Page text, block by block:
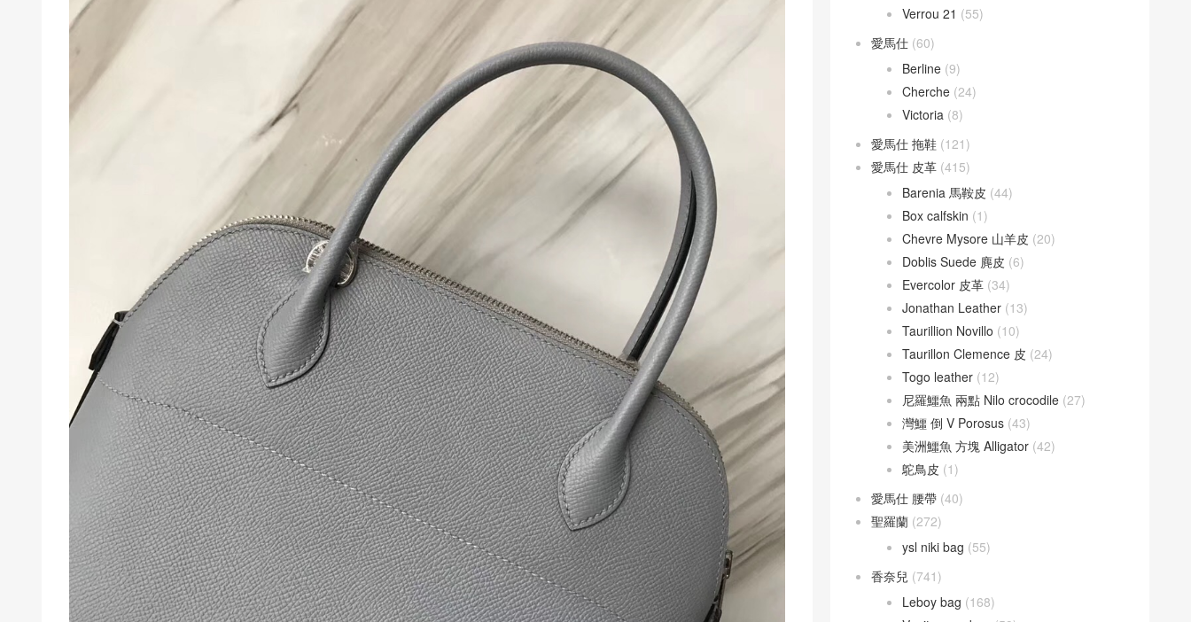
Verrou 21 (55)
愛馬仕 (60)
Berline (9)
Cherche (24)
Victoria (8)
愛馬仕 拖鞋 (121)
愛馬仕 皮革 (415)
Barenia 馬鞍皮 (44)
Box calfskin (1)
Chevre Mysore 山羊皮 (20)
Doblis Suede 麂皮 (6)
Evercolor 皮革 (34)
Jonathan Leather (13)
Taurillion Novillo (10)
Taurillon Clemence 皮 (24)
Togo leather (12)
尼羅鱷魚 兩點 Nilo crocodile (27)
灣鱷 倒 V Porosus (43)
美洲鱷魚 方塊 Alligator (42)
鴕鳥皮 (1)
愛馬仕 腰帶 (40)
聖羅蘭 (272)
ysl niki bag (55)
香奈兒 (741)
Leboy bag (168)